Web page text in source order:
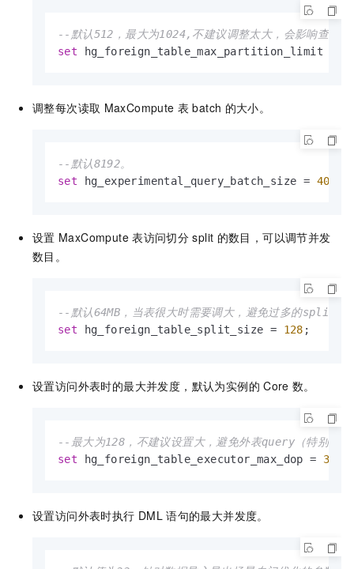
--默认512，最大为1024,不建议调整太大，会影响查询性
set hg_foreign_table_max_partition_limit
调整每次读取 MaxCompute 表 batch 的大小。
--默认8192。
set hg_experimental_query_batch_size = 4096
设置 MaxCompute 表访问切分 split 的数目，可以调节并发
数目。
--默认64MB，当表很大时需要调大，避免过多的split
set hg_foreign_table_split_size = 128 ;
设置访问外表时的最大并发度，默认为实例的 Core 数。
--最大为128，不建议设置大，避免外表query（特别是
set hg_foreign_table_executor_max_dop = 32
设置访问外表时执行 DML 语句的最大并发度。